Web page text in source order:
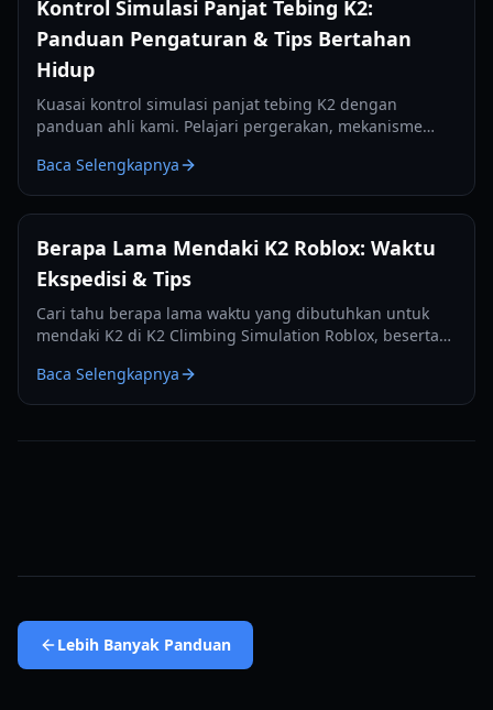
Kontrol Simulasi Panjat Tebing K2:
Panduan Pengaturan & Tips Bertahan
Hidup
Kuasai kontrol simulasi panjat tebing K2 dengan
panduan ahli kami. Pelajari pergerakan, mekanisme
tahun 2026.
Baca Selengkapnya
Berapa Lama Mendaki K2 Roblox: Waktu
Ekspedisi & Tips
Cari tahu berapa lama waktu yang dibutuhkan untuk
mendaki K2 di K2 Climbing Simulation Roblox, beserta
efisien.
Baca Selengkapnya
Lebih Banyak Panduan